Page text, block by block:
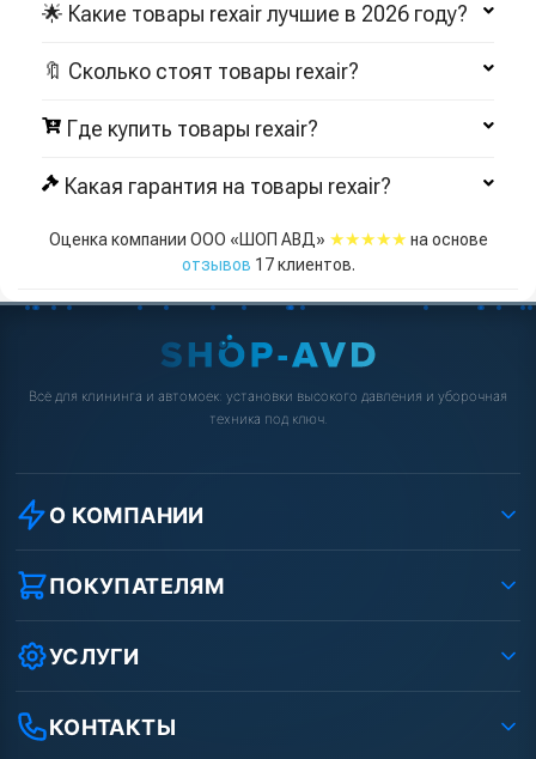
🌟 Какие товары rexair лучшие в 2026 году?
🔖 Сколько стоят товары rexair?
Где купить товары rexair?
Какая гарантия на товары rexair?
Оценка компании ООО «ШОП АВД» ★★★★★ на основе
отзывов 17клиентов.
Всё для клининга и автомоек: установки высокого давления и уборочная
техника под ключ.
О КОМПАНИИ
О компании
Реквизиты ООО «Шоп АВД»
Условия соглашения
Вакансии
Статьи
ПОКУПАТЕЛЯМ
Как заказать?
Оплата
Лизинг
УСЛУГИ
Услуги
Аренда АВД
КОНТАКТЫ